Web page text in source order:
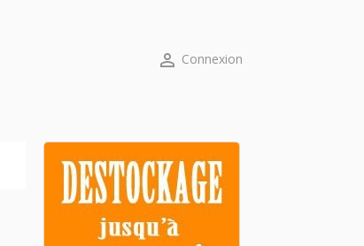
 Connexion